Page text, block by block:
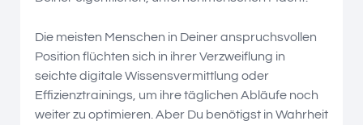
Die meisten Menschen in Deiner anspruchsvollen
Position flüchten sich in ihrer Verzweiflung in
seichte digitale Wissensvermittlung oder
Effizienztrainings, um ihre täglichen Abläufe noch
weiter zu optimieren. Aber Du benötigst in Wahrheit